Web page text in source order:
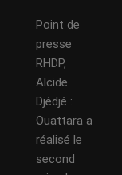
Point de
presse
RHDP,
Alcide
Djédjé :
Ouattara a
réalisé le
second